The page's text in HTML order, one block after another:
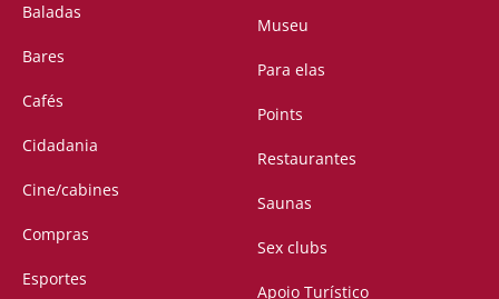
Baladas
Bares
Cafés
Cidadania
Cine/cabines
Compras
Esportes
Museu
Para elas
Points
Restaurantes
Saunas
Sex clubs
Apoio Turístico